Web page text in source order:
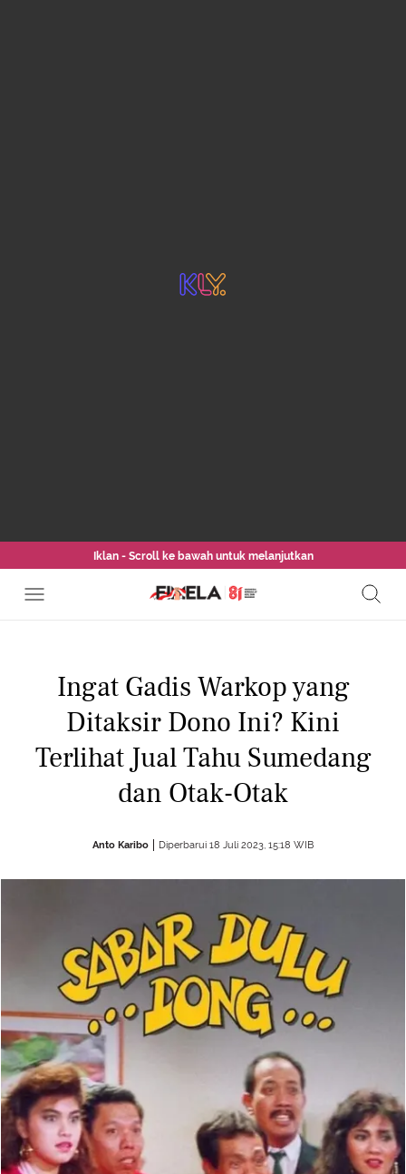
Iklan - Scroll ke bawah untuk melanjutkan
Ingat Gadis Warkop yang
Ditaksir Dono Ini? Kini
Terlihat Jual Tahu Sumedang
dan Otak-Otak
Anto Karibo Diperbarui 18 Juli 2023, 15:18 WIB